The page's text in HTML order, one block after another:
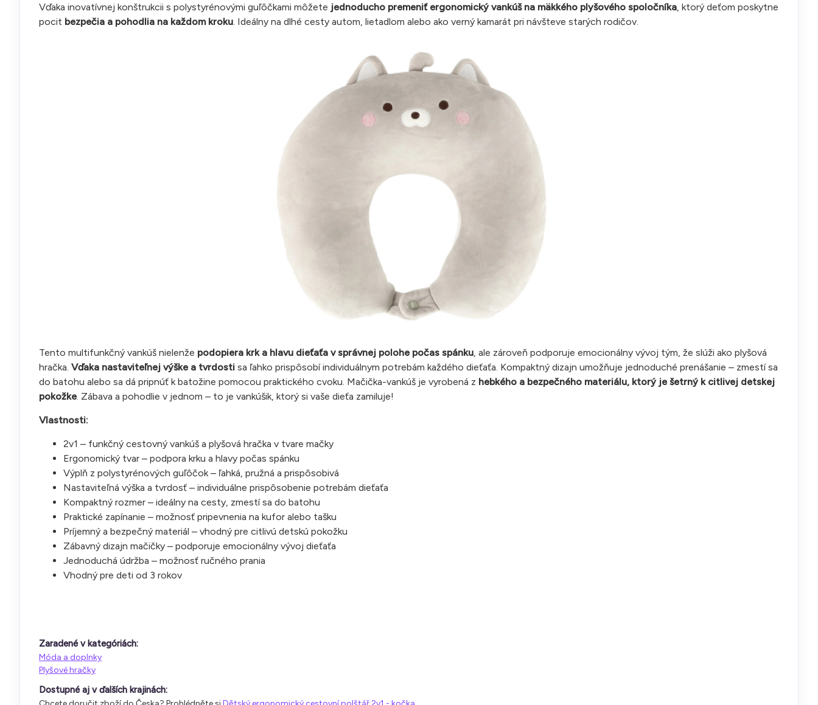
Vďaka inovatívnej konštrukcii s polystyrénovými guľôčkami môžete jednoducho premeniť ergonomický vankúš na mäkkého plyšového spoločníka , ktorý deťom poskytne
pocit bezpečia a pohodlia na každom kroku . Ideálny na dlhé cesty autom, lietadlom alebo ako verný kamarát pri návšteve starých rodičov.
Tento multifunkčný vankúš nielenže podopiera krk a hlavu dieťaťa v správnej polohe počas spánku , ale zároveň podporuje emocionálny vývoj tým, že slúži ako plyšová
hračka. Vďaka nastaviteľnej výške a tvrdosti sa ľahko prispôsobí individuálnym potrebám každého dieťaťa. Kompaktný dizajn umožňuje jednoduché prenášanie – zmestí sa
do batohu alebo sa dá pripnúť k batožine pomocou praktického cvoku. Mačička-vankúš je vyrobená z hebkého a bezpečného materiálu, ktorý je šetrný k citlivej detskej
pokožke . Zábava a pohodlie v jednom – to je vankúšik, ktorý si vaše dieťa zamiluje!
Vlastnosti:
2v1 – funkčný cestovný vankúš a plyšová hračka v tvare mačky
Ergonomický tvar – podpora krku a hlavy počas spánku
Výplň z polystyrénových guľôčok – ľahká, pružná a prispôsobivá
Nastaviteľná výška a tvrdosť – individuálne prispôsobenie potrebám dieťaťa
Kompaktný rozmer – ideálny na cesty, zmestí sa do batohu
Praktické zapínanie – možnosť pripevnenia na kufor alebo tašku
Príjemný a bezpečný materiál – vhodný pre citlivú detskú pokožku
Zábavný dizajn mačičky – podporuje emocionálny vývoj dieťaťa
Jednoduchá údržba – možnosť ručného prania
Vhodný pre deti od 3 rokov
Zaradené v kategóriách:
Móda a doplnky
Plyšové hračky
Dostupné aj v ďalších krajinách: